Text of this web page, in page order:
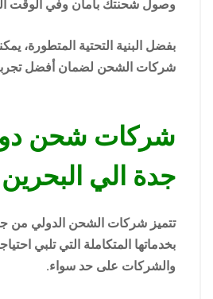
وصول شحنتك بأمان وفي الوقت
بفضل البنية التحتية المتطورة،
شركات الشحن لضمان أفضل
شركات شحن
جدة الي البحرين
تتميز شركات الشحن الدولي من
بخدماتها المتكاملة التي تلبي
والشركات على حد سواء.